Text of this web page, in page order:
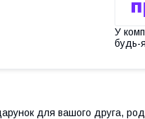
У
будь-
для вашого друга,